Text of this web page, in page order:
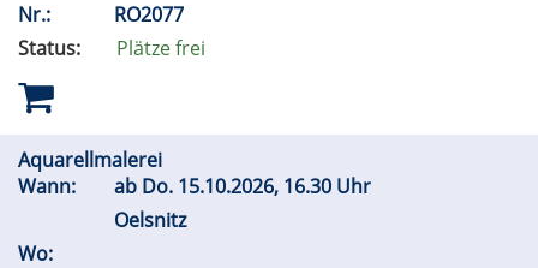
Nr.:
RO2077
Status:
Plätze frei
Aquarellmalerei
Wann:
ab Do. 15.10.2026, 16.30 Uhr
Oelsnitz
Wo: